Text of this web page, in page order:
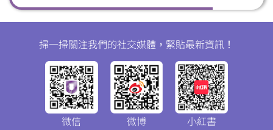
掃一掃關注我們的社交媒體，緊貼最新資訊！
微信 微博 小紅書